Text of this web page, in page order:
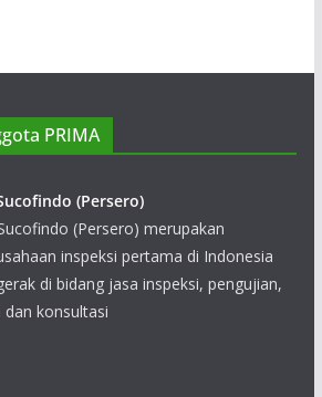
PRIMA
(Persero)
(Persero) merupakan
inspeksi pertama di Indonesia
di bidang jasa inspeksi, pengujian,
konsultasi